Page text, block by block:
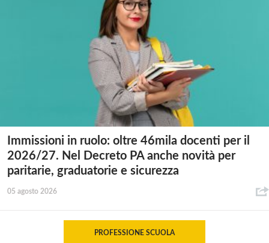
Immissioni in ruolo: oltre 46mila docenti per il
2026/27. Nel Decreto PA anche novità per
paritarie, graduatorie e sicurezza
05 agosto 2026
PROFESSIONE SCUOLA